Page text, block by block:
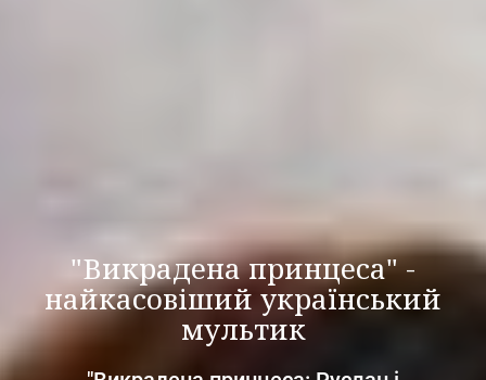
"Викрадена принцеса" -
найкасовіший український
мультик